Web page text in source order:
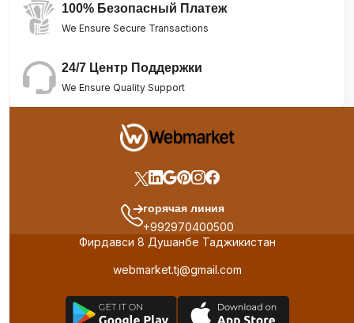
100% Безопасный Платеж
We Ensure Secure Transactions
24/7 Центр Поддержки
We Ensure Quality Support
горячая линия
+992970400500
Фирдавси 8 Душанбе Таджикистан
webmarket.tj@gmail.com